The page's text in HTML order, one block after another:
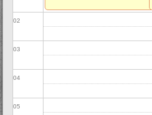
02
03
04
05